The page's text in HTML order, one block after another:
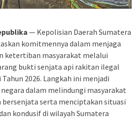
— Kepolisian Daerah Sumatera
komitmennya dalam menjaga
ketertiban masyarakat melalui
bukti senjata api rakitan ilegal
2026. Langkah ini menjadi
dalam melindungi masyarakat
bersenjata serta menciptakan situasi
kondusif di wilayah Sumatera